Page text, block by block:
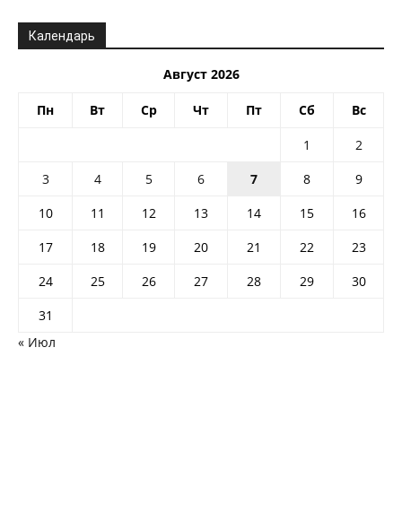
Календарь
Август 2026
Пн Вт Ср Чт Пт Сб Вс
1
2
3
4 5 6 7 8
9
10
11 12 13 14 15
16
17
18 19 20 21 22
23
24
25 26 27 28 29
30
31
« Июл